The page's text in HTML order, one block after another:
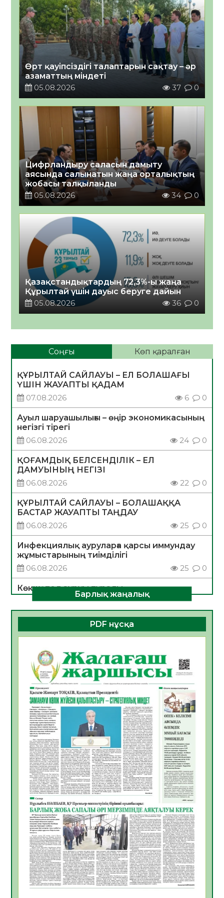
Өрт қауіпсіздігі талаптарын сақтау – әр
азаматтың міндеті
05.08.2026
37 0
Цифрландыру саласын дамыту
аясында салынатын жаңа орталықтың
жобасы талқыланды
05.08.2026
34 0
Қазақстандықтардың 72,3%-ы жаңа
Құрылтай үшін дауыс беруге дайын
05.08.2026
36 0
Соңғы Көп қаралған
ҚҰРЫЛТАЙ САЙЛАУЫ – ЕЛ БОЛАШАҒЫ
ҮШІН ЖАУАПТЫ ҚАДАМ
07.08.2026
6 0
Ауыл шаруашылығы – өңір экономикасының
негізгі тірегі
06.08.2026
24 0
ҚОҒАМДЫҚ БЕЛСЕНДІЛІК – ЕЛ
ДАМУЫНЫҢ НЕГІЗІ
06.08.2026
22 0
ҚҰРЫЛТАЙ САЙЛАУЫ – БОЛАШАҚҚА
БАСТАР ЖАУАПТЫ ТАҢДАУ
06.08.2026
25 0
Инфекциялық ауруларға қарсы иммундау
жұмыстарының тиімділігі
06.08.2026
25 0
Көкжөтел ауруы туралы
06.08.2026
23
АПВ вакцинасы туралы мәлімет
06.08.2026
24 0
Open Air: Қызылорда облысы полиция
департаменті 20 мыңнан астам
көрерменнің қауіпсіздігін қамтамасыз етті
06.08.2026
36
ҚЫЗЫЛОРДАДА «САНАЛЫ ҰРПАҚ –
ЖАРҚЫН БОЛАШАҚ» АТТЫ КЕҢЕЙТІЛГЕН
МӘЖІЛІС ӨТТІ
05.08.2026
36
Қазақстан Орталық Азиядағы көшуге ең
қолайлы ел атанды
05.08.2026
37
Өрт қауіпсіздігі талаптарын сақтау – әр
азаматтың міндеті
05.08.2026
37
Руслан Рүстемұлы облыс әкімінің
кеңесшісі болып тағайындалды
05.08.2026
35
Цифрландыру саласын дамыту аясында
Барлық жаңалық
PDF нұсқа